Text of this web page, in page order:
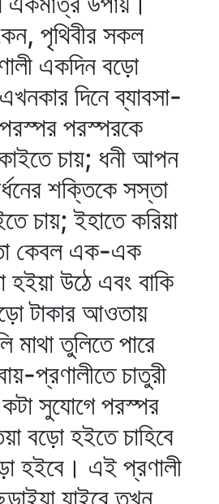
পৃথিবীর সকল
একদিন বড়ো
দিনে ব্যাবসা-
পরস্পরকে
চায়; ধনী আপন
শক্তিকে সস্তা
চায়; ইহাতে করিয়া
কেবল এক-এক
উঠে এবং বাকি
টাকার আওতায়
তুলিতে পারে
প্রণালীতে চাতুরী
সুযোগে পরস্পর
বড়ো হইতে চাহিবে
হইবে। এই প্রণালী